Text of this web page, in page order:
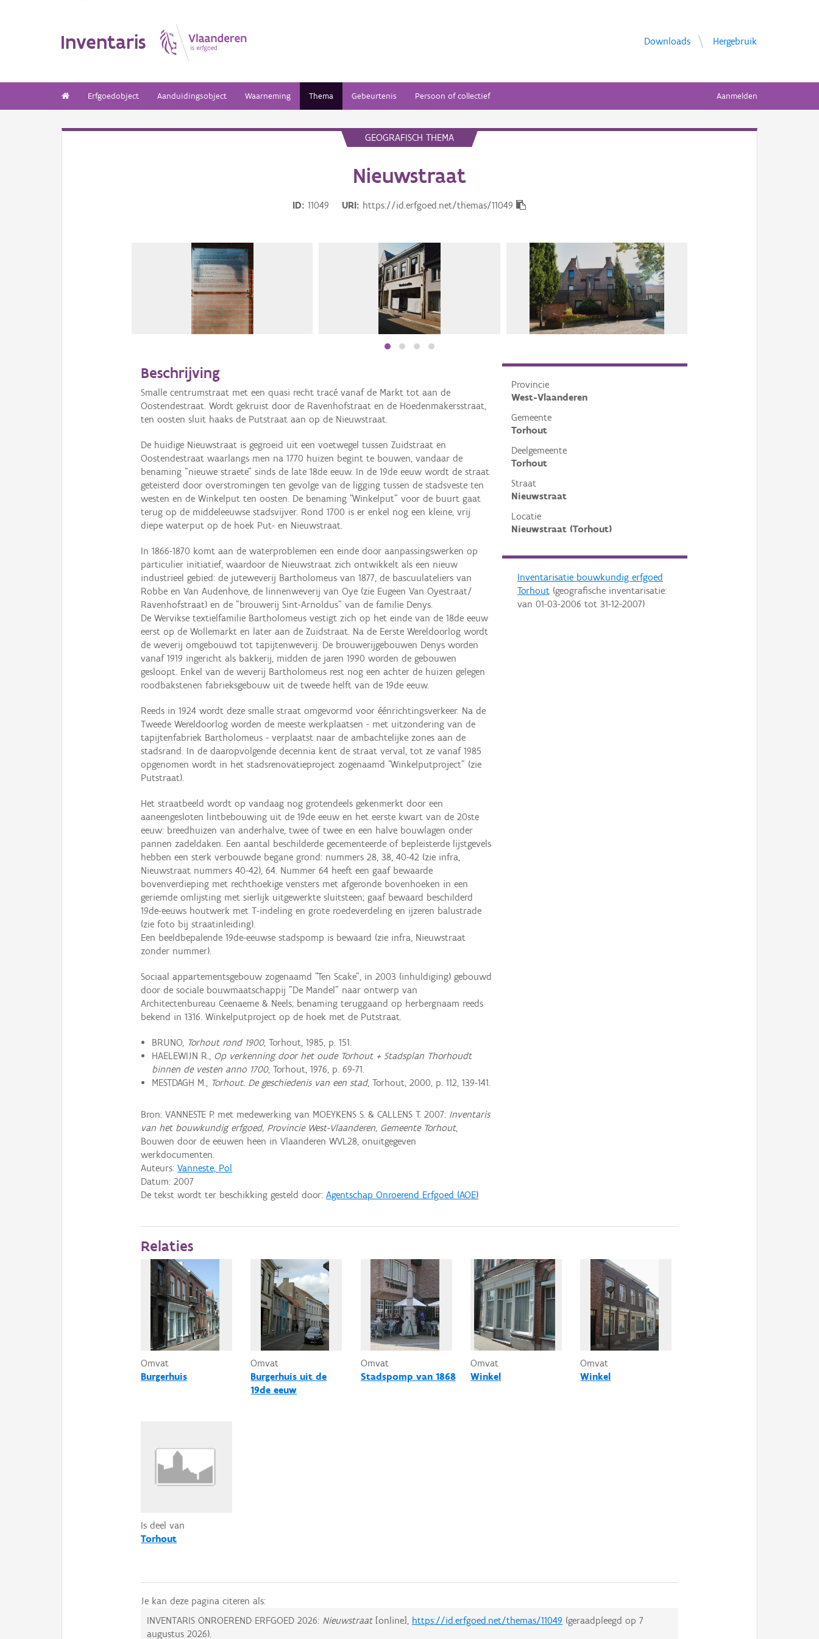
Inventaris Downloads Hergebruik
Erfgoedobject Aanduidingsobject Waarneming Thema Gebeurtenis Persoon of collectief Aanmelden
GEOGRAFISCH THEMA
Nieuwstraat
ID 11049 URI https://id.erfgoed.net/themas/11049
Provincie
West-Vlaanderen
Gemeente
Torhout
Deelgemeente
Torhout
Straat
Nieuwstraat
Locatie
Nieuwstraat (Torhout)
Inventarisatie bouwkundig erfgoed
Torhout(geografische inventarisatie:
van 01-03-2006 tot 31-12-2007)
Beschrijving
Smalle centrumstraat met een quasi recht tracé vanaf de Markt tot aan de
Oostendestraat. Wordt gekruist door de Ravenhofstraat en de Hoedenmakersstraat,
ten oosten sluit haaks de Putstraat aan op de Nieuwstraat.
De huidige Nieuwstraat is gegroeid uit een voetwegel tussen Zuidstraat en
Oostendestraat waarlangs men na 1770 huizen begint te bouwen, vandaar de
benaming "nieuwe straete" sinds de late 18de eeuw. In de 19de eeuw wordt de straat
geteisterd door overstromingen ten gevolge van de ligging tussen de stadsveste ten
westen en de Winkelput ten oosten. De benaming "Winkelput" voor de buurt gaat
terug op de middeleeuwse stadsvijver. Rond 1700 is er enkel nog een kleine, vrij
diepe waterput op de hoek Put- en Nieuwstraat.
In 1866-1870 komt aan de waterproblemen een einde door aanpassingswerken op
particulier initiatief, waardoor de Nieuwstraat zich ontwikkelt als een nieuw
industrieel gebied: de juteweverij Bartholomeus van 1877, de bascuulateliers van
Robbe en Van Audenhove, de linnenweverij van Oye (zie Eugeen Van Oyestraat/
Ravenhofstraat) en de "brouwerij Sint-Arnoldus" van de familie Denys.
De Wervikse textielfamilie Bartholomeus vestigt zich op het einde van de 18de eeuw
eerst op de Wollemarkt en later aan de Zuidstraat. Na de Eerste Wereldoorlog wordt
de weverij omgebouwd tot tapijtenweverij. De brouwerijgebouwen Denys worden
vanaf 1919 ingericht als bakkerij, midden de jaren 1990 worden de gebouwen
gesloopt. Enkel van de weverij Bartholomeus rest nog een achter de huizen gelegen
roodbakstenen fabrieksgebouw uit de tweede helft van de 19de eeuw.
Reeds in 1924 wordt deze smalle straat omgevormd voor éénrichtingsverkeer. Na de
Tweede Wereldoorlog worden de meeste werkplaatsen - met uitzondering van de
tapijtenfabriek Bartholomeus - verplaatst naar de ambachtelijke zones aan de
stadsrand. In de daaropvolgende decennia kent de straat verval, tot ze vanaf 1985
opgenomen wordt in het stadsrenovatieproject zogenaamd "Winkelputproject" (zie
Putstraat).
Het straatbeeld wordt op vandaag nog grotendeels gekenmerkt door een
aaneengesloten lintbebouwing uit de 19de eeuw en het eerste kwart van de 20ste
eeuw: breedhuizen van anderhalve, twee of twee en een halve bouwlagen onder
pannen zadeldaken. Een aantal beschilderde gecementeerde of bepleisterde lijstgevels
hebben een sterk verbouwde begane grond: nummers 28, 38, 40-42 (zie infra,
Nieuwstraat nummers 40-42), 64. Nummer 64 heeft een gaaf bewaarde
bovenverdieping met rechthoekige vensters met afgeronde bovenhoeken in een
geriemde omlijsting met sierlijk uitgewerkte sluitsteen; gaaf bewaard beschilderd
19de-eeuws houtwerk met T-indeling en grote roedeverdeling en ijzeren balustrade
(zie foto bij straatinleiding).
Een beeldbepalende 19de-eeuwse stadspomp is bewaard (zie infra, Nieuwstraat
zonder nummer).
Sociaal appartementsgebouw zogenaamd "Ten Scake", in 2003 (inhuldiging) gebouwd
door de sociale bouwmaatschappij "De Mandel" naar ontwerp van
Architectenbureau Ceenaeme & Neels; benaming teruggaand op herbergnaam reeds
bekend in 1316. Winkelputproject op de hoek met de Putstraat.
BRUNO, Torhout rond 1900, Torhout, 1985, p. 151.
HAELEWIJN R., Op verkenning door het oude Torhout + Stadsplan Thorhoudt
binnen de vesten anno 1700, Torhout, 1976, p. 69-71.
MESTDAGH M., Torhout. De geschiedenis van een stad, Torhout, 2000, p. 112, 139-141.
Bron: VANNESTE P. met medewerking van MOEYKENS S. & CALLENS T. 2007: Inventaris
van het bouwkundig erfgoed, Provincie West-Vlaanderen, Gemeente Torhout,
Bouwen door de eeuwen heen in Vlaanderen WVL28, onuitgegeven
werkdocumenten.
Auteurs:Vanneste, Pol
Datum:2007
De tekst wordt ter beschikking gesteld door:Agentschap Onroerend Erfgoed (AOE)
Relaties
Omvat
Burgerhuis
Omvat
Burgerhuis uit de
19de eeuw
Omvat
Stadspomp van 1868
Omvat
Winkel
Omvat
Winkel
Is deel van
Torhout
Je kan deze pagina citeren als:
INVENTARIS ONROEREND ERFGOED 2026: Nieuwstraat[online], https://id.erfgoed.net/themas/11049 (geraadpleegd op7
augustus 2026).